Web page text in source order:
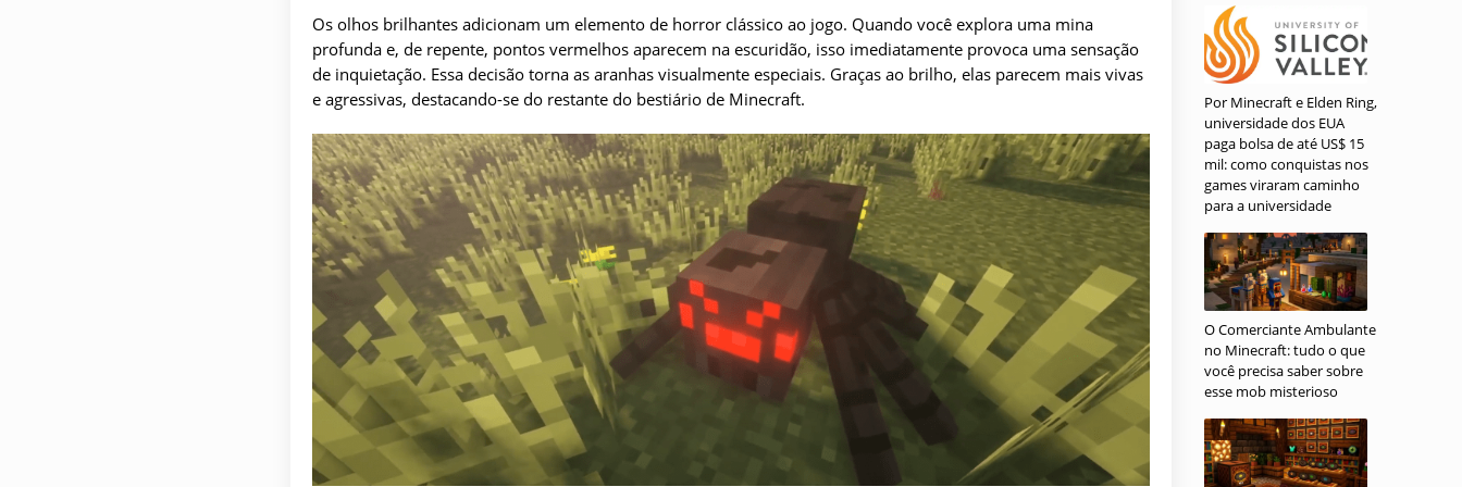
Os olhos brilhantes adicionam um elemento de horror clássico ao jogo. Quando você explora uma mina
profunda e, de repente, pontos vermelhos aparecem na escuridão, isso imediatamente provoca uma sensação
de inquietação. Essa decisão torna as aranhas visualmente especiais. Graças ao brilho, elas parecem mais vivas
e agressivas, destacando-se do restante do bestiário de Minecraft.
Por Minecraft e Elden Ring,
universidade dos EUA
paga bolsa de até US$ 15
mil: como conquistas nos
games viraram caminho
para a universidade
O Comerciante Ambulante
no Minecraft: tudo o que
você precisa saber sobre
esse mob misterioso